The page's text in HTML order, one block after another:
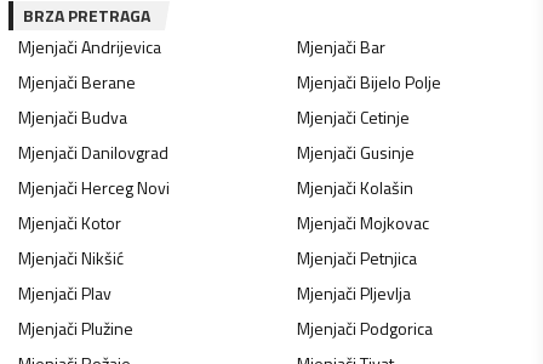
BRZA PRETRAGA
MjenjačiAndrijevica MjenjačiBar
MjenjačiBerane MjenjačiBijelo Polje
MjenjačiBudva MjenjačiCetinje
MjenjačiDanilovgrad MjenjačiGusinje
MjenjačiHerceg Novi MjenjačiKolašin
MjenjačiKotor MjenjačiMojkovac
MjenjačiNikšić MjenjačiPetnjica
MjenjačiPlav MjenjačiPljevlja
MjenjačiPlužine MjenjačiPodgorica